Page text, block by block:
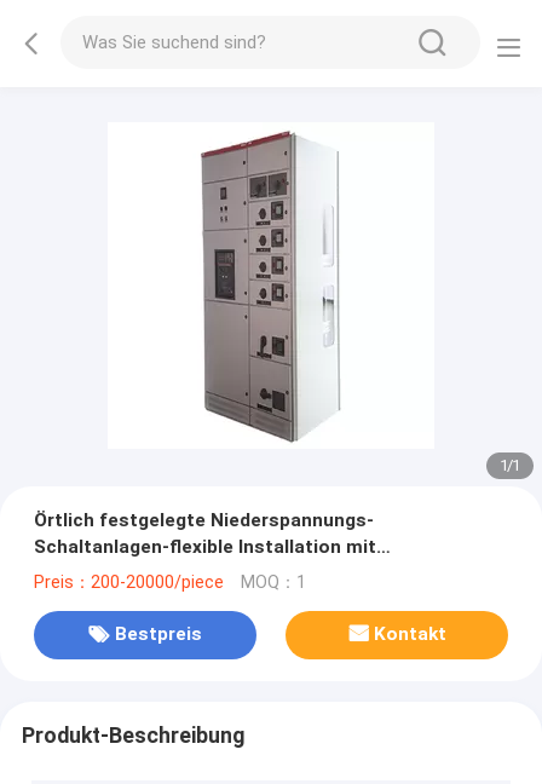
1/1
Örtlich festgelegte Niederspannungs-
Schaltanlagen-flexible Installation mit
Universalkammer-Körper
Preis：200-20000/piece MOQ：1
Bestpreis Kontakt
Produkt-Beschreibung